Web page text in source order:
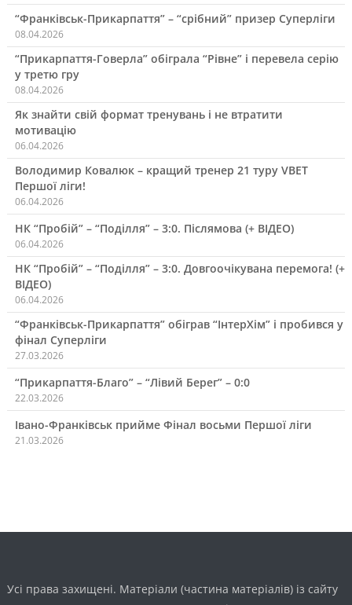
“Франківськ-Прикарпаття” – “срібний” призер Суперліги
08.04.2026
“Прикарпаття-Говерла” обіграла “Рівне” і перевела серію
у третю гру
08.04.2026
Як знайти свій формат тренувань і не втратити
мотивацію
06.04.2026
Володимир Ковалюк – кращий тренер 21 туру VBET
Першої ліги!
06.04.2026
НК “Пробій” – “Поділля” – 3:0. Післямова (+ ВІДЕО)
06.04.2026
НК “Пробій” – “Поділля” – 3:0. Довгоочікувана перемога! (+
ВІДЕО)
06.04.2026
“Франківськ-Прикарпаття” обіграв “ІнтерХім” і пробився у
фінал Суперліги
27.03.2026
“Прикарпаття-Благо” – “Лівий Берег” – 0:0
22.03.2026
Івано-Франківськ прийме Фінал восьми Першої ліги
21.03.2026
Усі права захищені. Матеріали (частина матеріалів) із сайту